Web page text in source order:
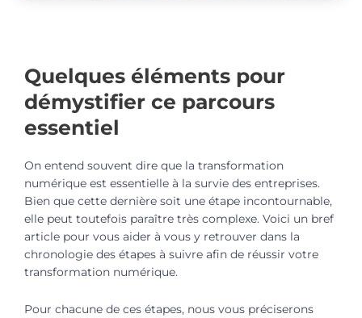
Quelques éléments pour
démystifier ce parcours
essentiel
On entend souvent dire que la transformation
numérique est essentielle à la survie des entreprises.
Bien que cette dernière soit une étape incontournable,
elle peut toutefois paraître très complexe. Voici un bref
article pour vous aider à vous y retrouver dans la
chronologie des étapes à suivre afin de réussir votre
transformation numérique.
Pour chacune de ces étapes, nous vous préciserons